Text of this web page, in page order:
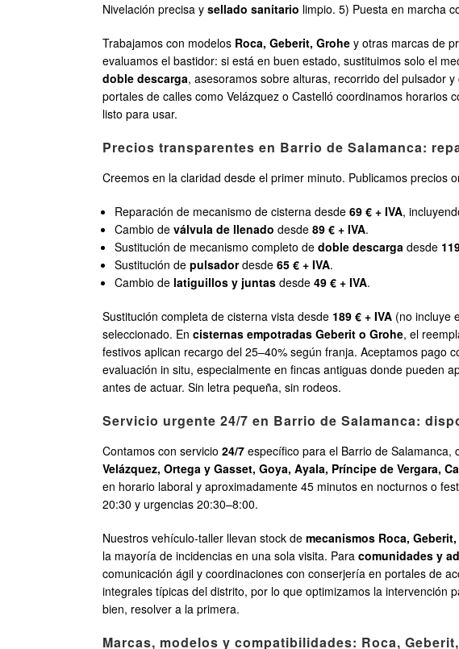
Nivelación precisa y sellado sanitario limpio. 5) Puesta en marcha
Trabajamos con modelos Roca, Geberit, Grohe y otras marcas de
evaluamos el bastidor: si está en buen estado, sustituimos solo el
doble descarga, asesoramos sobre alturas, recorrido del pulsador
portales de calles como Velázquez o Castelló coordinamos
listo para usar.
Precios transparentes en Barrio de Salamanca:
Creemos en la claridad desde el primer minuto. Publicamos precios
Reparación de mecanismo de cisterna desde69 € + IVA,
Cambio deválvula de llenado desde89 € + IVA.
Sustitución de mecanismo completo dedoble descarga desde
Sustitución depulsadordesde65 € + IVA.
Cambio de latiguillos y juntas desde49 € + IVA.
Sustitución completa de cisterna vista desde 189 € + IVA (no incluye
seleccionado. En cisternas empotradas Geberit o Grohe, el
festivos aplican recargo del 25–40% según franja. Aceptamos pago
evaluación in situ, especialmente en fincas antiguas donde pueden
antes de actuar. Sin letra pequeña, sin rodeos.
Servicio urgente 24/7 en Barrio de Salamanca:
Contamos con servicio 24/7 específico para el Barrio de Salamanca,
Velázquez, Ortega y Gasset, Goya, Ayala, Príncipe de Vergara,
en horario laboral y aproximadamente 45 minutos en nocturnos o
20:30 y urgencias 20:30–8:00.
Nuestros vehículo-taller llevan stock de mecanismos Roca,
la mayoría de incidencias en una sola visita. Para comunidades y
comunicación ágil y coordinaciones con conserjería en portales de
integrales típicas del distrito, por lo que optimizamos la intervención
bien, resolver a la primera.
Marcas, modelos y compatibilidades: Roca,